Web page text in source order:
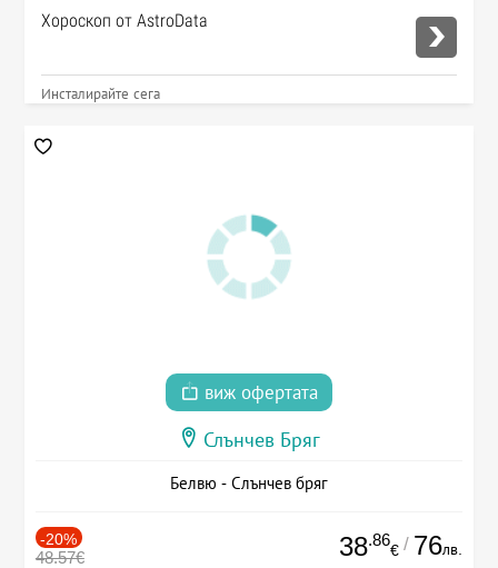
Хороскоп от AstroData
Инсталирайте сега
виж офертата
Слънчев Бряг
Белвю - Слънчев бряг
-20%
48.57€ 38.86
€ / 76лв.